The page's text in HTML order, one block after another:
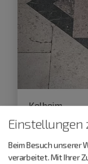
Kelheim
16.10.26
Krimi
Einstellungen
Beim Besuch unserer
verarbeitet. Mit Ihrer